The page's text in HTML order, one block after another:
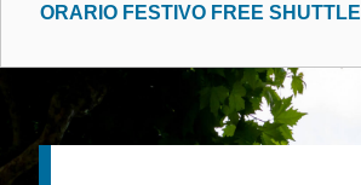
ORARIO FESTIVO FREE SHUTTLE